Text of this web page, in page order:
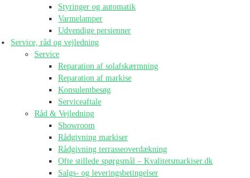
Styringer og automatik
Varmelamper
Udvendige persienner
Service, råd og vejledning
Service
Reparation af solafskærmning
Reparation af markise
Konsulentbesøg
Serviceaftale
Råd & Vejledning
Showroom
Rådgivning markiser
Rådgivning terrasseoverdækning
Ofte stillede spørgsmål – Kvalitetsmarkiser.dk
Salgs- og leveringsbetingelser